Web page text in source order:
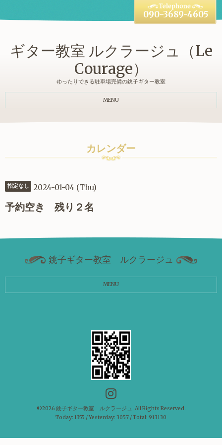
ギター教室 ルクラージュ（Le
Courage）
ゆったりできる駐車場完備の銚子ギター教室
090-3689-4605
MENU
カレンダー
指定なし 2024-01-04 (Thu)
予約空き 残り２名
銚子ギター教室 ルクラージュ
MENU
©2026 銚子ギター教室 ルクラージュ . All Rights Reserved.
Today: 1355 / Yesterday: 3057 / Total: 913130